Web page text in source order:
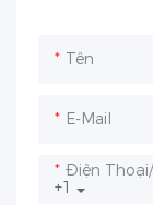
Tên
E-Mail
+1
Điện